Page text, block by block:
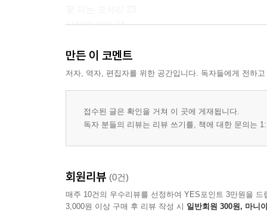
사랑의 레일 24
이백 미터의 자유 26
겨울 못둑 27
못을 치며 32
계단 밟기 34
제2부 바다와 숟가락
만든 이 코멘트
저자, 역자, 편집자를 위한 공간입니다. 독자들에게 전하
접수된 글은 확인을 거쳐 이 곳에 게재됩니다.
독자 분들의 리뷰는 리뷰 쓰기를, 책에 대한 문의는
회원리뷰 (0건)
매주 10건의 우수리뷰를 선정하여 YES포인트 3만원을 드
3,000원 이상 구매 후 리뷰 작성 시 일반회원 300원, 마니